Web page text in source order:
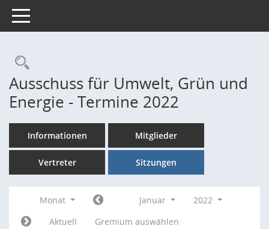
Toggle navigation
Rechercheauswahl
Ausschuss für Umwelt, Grün und
Energie - Termine 2022
Informationen Mitglieder
Vertreter Sitzungen
Monat Januar
2022
Aktuell
Gremium auswählen